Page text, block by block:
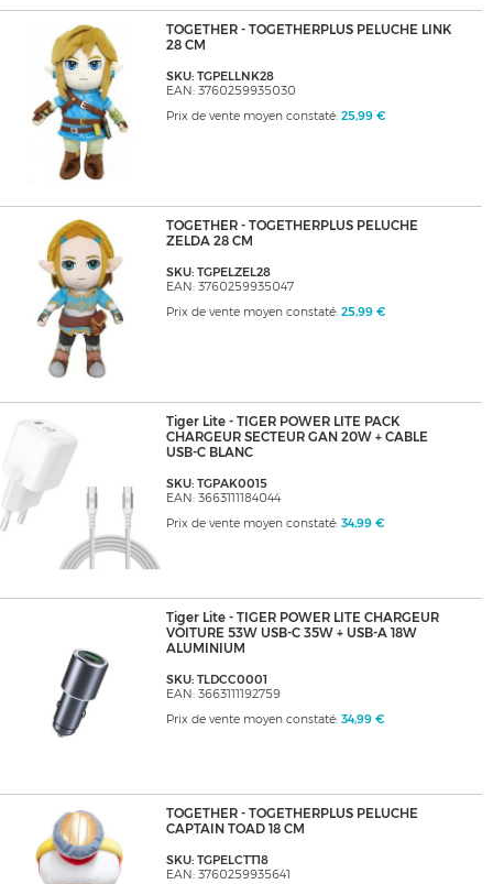
TOGETHER - TOGETHERPLUS PELUCHE LINK
28 CM
SKU: TGPELLNK28
EAN: 3760259935030
Prix de vente moyen constaté: 25,99 €
TOGETHER - TOGETHERPLUS PELUCHE
ZELDA 28 CM
SKU: TGPELZEL28
EAN: 3760259935047
Prix de vente moyen constaté: 25,99 €
Tiger Lite - TIGER POWER LITE PACK
CHARGEUR SECTEUR GAN 20W + CABLE
USB-C BLANC
SKU: TGPAK0015
EAN: 3663111184044
Prix de vente moyen constaté: 34,99 €
Tiger Lite - TIGER POWER LITE CHARGEUR
VOITURE 53W USB-C 35W + USB-A 18W
ALUMINIUM
SKU: TLDCC0001
EAN: 3663111192759
Prix de vente moyen constaté: 34,99 €
TOGETHER - TOGETHERPLUS PELUCHE
CAPTAIN TOAD 18 CM
SKU: TGPELCTT18
EAN: 3760259935641